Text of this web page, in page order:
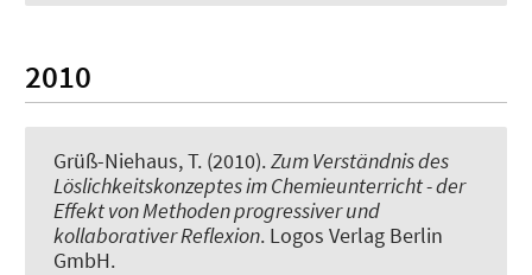
2010
Grüß-Niehaus, T. (2010).Zum Verständnis des
Löslichkeitskonzeptes im Chemieunterricht - der
Effekt von Methoden progressiver und
kollaborativer Reflexion. Logos Verlag Berlin
GmbH.